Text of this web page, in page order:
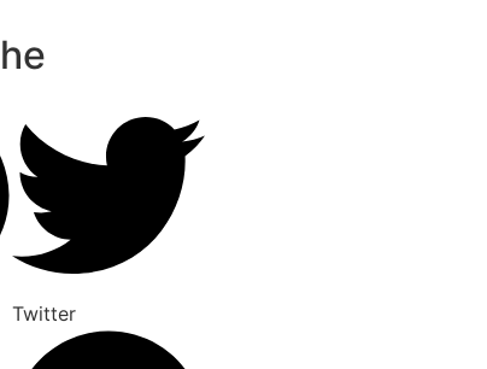
Twitter